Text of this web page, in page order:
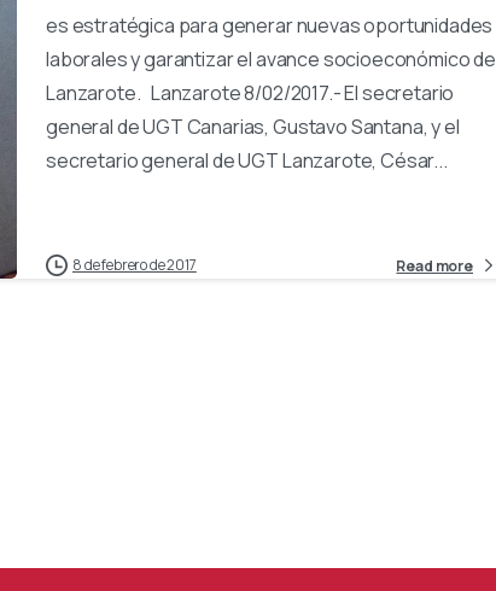
es estratégica para generar nuevas oportunidades
laborales y garantizar el avance socioeconómico de
Lanzarote. Lanzarote 8/02/2017.- El secretario
general de UGT Canarias, Gustavo Santana, y el
secretario general de UGT Lanzarote, César...
8 de febrero de 2017 Read more